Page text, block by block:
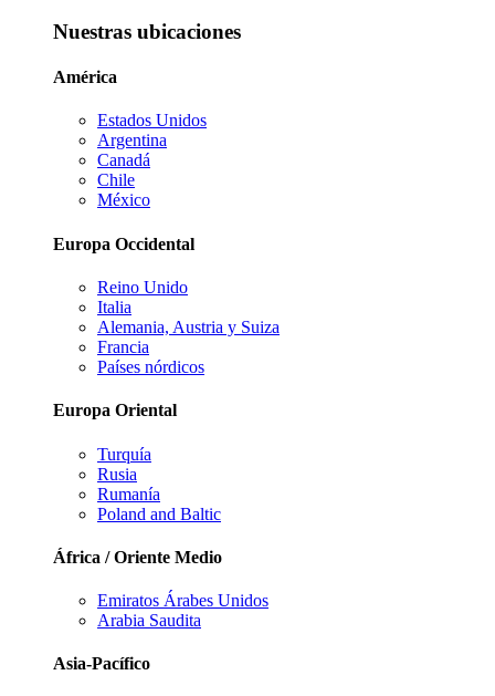
Nuestras ubicaciones
América
Estados Unidos
Argentina
Canadá
Chile
México
Europa Occidental
Reino Unido
Italia
Alemania, Austria y Suiza
Francia
Países nórdicos
Europa Oriental
Turquía
Rusia
Rumanía
Poland and Baltic
África / Oriente Medio
Emiratos Árabes Unidos
Arabia Saudita
Asia-Pacífico